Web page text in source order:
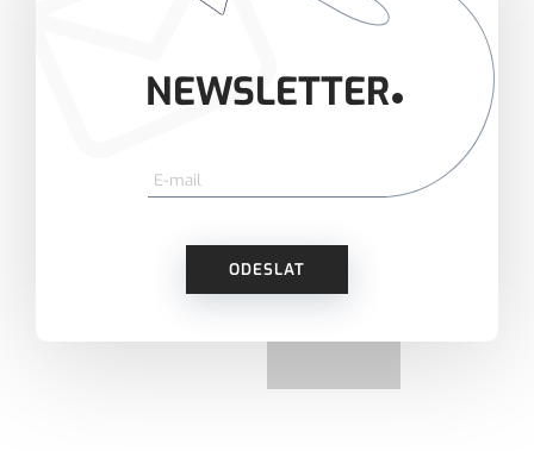
NEWSLETTER
ODESLAT